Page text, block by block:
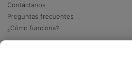
Contáctanos
Preguntas frecuentes
¿Cómo funciona?